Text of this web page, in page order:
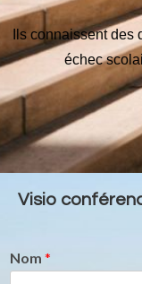
Ils connaissent
échec
Visio
Nom *